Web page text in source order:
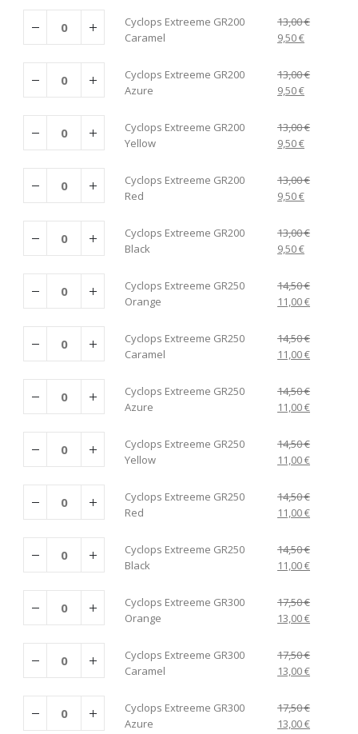
Cyclops Extreeme GR200
Caramel
13,00€
9,50€
Cyclops Extreeme GR200
Azure
13,00€
9,50€
Cyclops Extreeme GR200
Yellow
13,00€
9,50€
Cyclops Extreeme GR200
Red
13,00€
9,50€
Cyclops Extreeme GR200
Black
13,00€
9,50€
Cyclops Extreeme GR250
Orange
14,50€
11,00€
Cyclops Extreeme GR250
Caramel
14,50€
11,00€
Cyclops Extreeme GR250
Azure
14,50€
11,00€
Cyclops Extreeme GR250
Yellow
14,50€
11,00€
Cyclops Extreeme GR250
Red
14,50€
11,00€
Cyclops Extreeme GR250
Black
14,50€
11,00€
Cyclops Extreeme GR300
Orange
17,50€
13,00€
Cyclops Extreeme GR300
Caramel
17,50€
13,00€
Cyclops Extreeme GR300
Azure
17,50€
13,00€